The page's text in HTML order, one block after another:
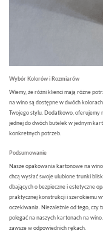
Wybór Kolorów i Rozmiarów
Wiemy, że różni klienci mają różne
na wino są dostępne w dwóch
Twojego stylu. Dodatkowo, oferujemy
jednej do dwóch butelek w jednym
konkretnych potrzeb.
Podsumowanie
Nasze opakowania kartonowe na
chcą wysłać swoje ulubione trunki
dbających o bezpieczne i estetyczne
praktycznej konstrukcji i szerokiemu
oczekiwania. Niezależnie od tego, czy
polegać na naszych kartonach na
zawsze w odpowiednich rękach.